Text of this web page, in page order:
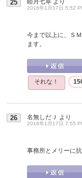
25
2016年1月17日 5:52
今まで以上に、Ｓ
ます。
それな！
26 名無しだＪ より
2016年1月17日 7:55
事務所とメリーに抗